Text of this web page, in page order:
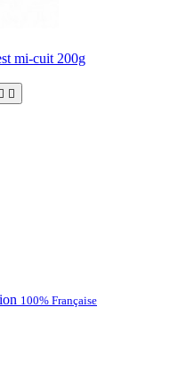
mi-cuit 200g
 
100% Française